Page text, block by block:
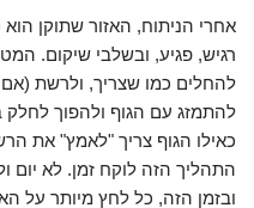
אחרי הניתוח, האזור שתוקן
רגיש, פגיע, ובשלבי שיקום.
להחלים כמו שצריך, ולרשת
להתמזג עם הגוף ולהפוך
כאילו הגוף צריך "לאמץ" את
התהליך הזה לוקח זמן. לא יום
ובזמן הזה, כל לחץ מיותר על